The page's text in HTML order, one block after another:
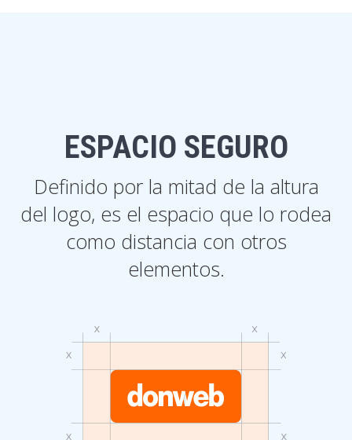
ESPACIO SEGURO
Definido por la mitad de la altura
del logo, es el espacio que lo rodea
como distancia con otros
elementos.